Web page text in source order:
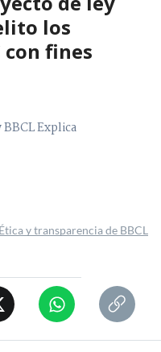
los
fines
Explica
Ética y transparencia de BBCL